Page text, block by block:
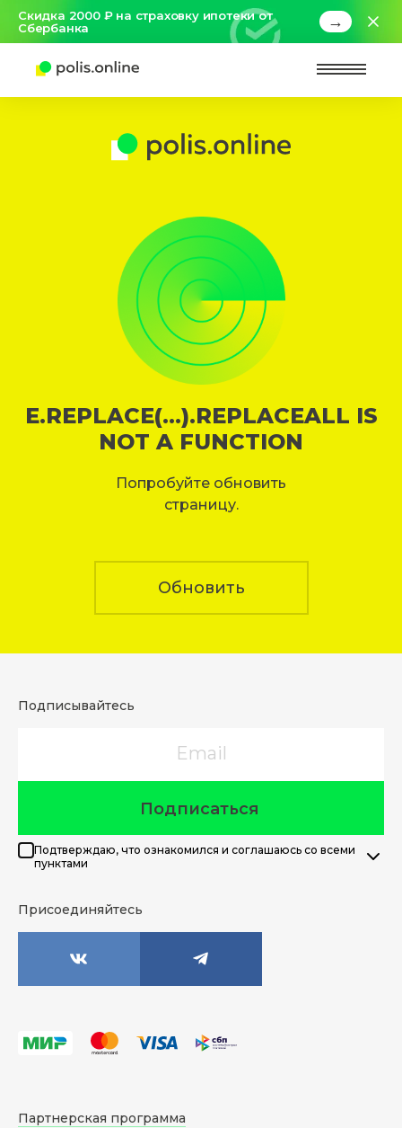
Скидка 2000 ₽ на страховку ипотеки от
Сбербанка
→
E.REPLACE(...).REPLACEALL IS
NOT A FUNCTION
Попробуйте обновить
страницу.
Обновить
Подписывайтесь
Подписаться
Подтверждаю, что ознакомился и соглашаюсь со всеми
пунктами
Присоединяйтесь
Партнерская программа